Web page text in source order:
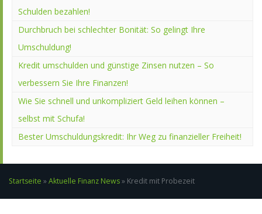
Schulden bezahlen!
Durchbruch bei schlechter Bonität: So gelingt Ihre
Umschuldung!
Kredit umschulden und günstige Zinsen nutzen – So
verbessern Sie Ihre Finanzen!
Wie Sie schnell und unkompliziert Geld leihen können –
selbst mit Schufa!
Bester Umschuldungskredit: Ihr Weg zu finanzieller Freiheit!
Startseite »Aktuelle Finanz News» Kredit mit Probezeit